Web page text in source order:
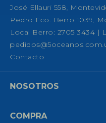
José Ellauri 558,
Pedro Fco. Berro 1039,
Local Berro: 2705 3434 |
Contacto
NOSOTROS
COMPRA